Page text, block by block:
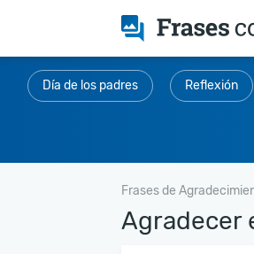
Día de los padres Reflexión
Frases de
Agradecer